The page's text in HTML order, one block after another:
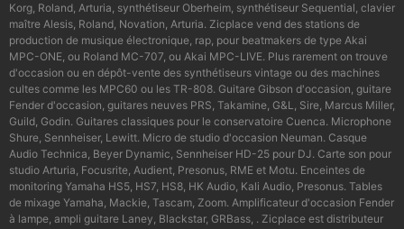
Korg, Roland, Arturia, synthétiseur Oberheim, synthétiseur Sequential, clavier
maître Alesis, Roland, Novation, Arturia. Zicplace vend des stations de
production de musique électronique, rap, pour beatmakers de type Akai
MPC-ONE, ou Roland MC-707, ou Akai MPC-LIVE. Plus rarement on trouve
d'occasion ou en dépôt-vente des synthétiseurs vintage ou des machines
cultes comme les MPC60 ou les TR-808. Guitare Gibson d'occasion, guitare
Fender d'occasion, guitares neuves PRS, Takamine, G&L, Sire, Marcus Miller,
Guild, Godin. Guitares classiques pour le conservatoire Cuenca. Microphone
Shure, Sennheiser, Lewitt. Micro de studio d'occasion Neuman. Casque
Audio Technica, Beyer Dynamic, Sennheiser HD-25 pour DJ. Carte son pour
studio Arturia, Focusrite, Audient, Presonus, RME et Motu. Enceintes de
monitoring Yamaha HS5, HS7, HS8, HK Audio, Kali Audio, Presonus. Tables
de mixage Yamaha, Mackie, Tascam, Zoom. Amplificateur d'occasion Fender
à lampe, ampli guitare Laney, Blackstar, GRBass, . Zicplace est distributeur